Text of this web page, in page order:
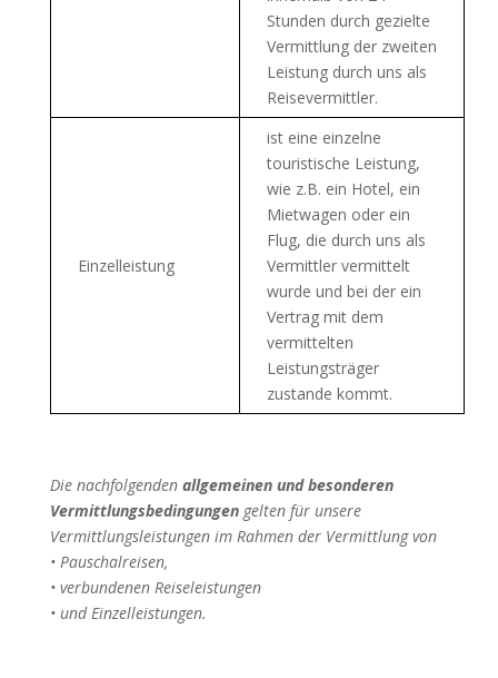
Stunden durch gezielte
Vermittlung der zweiten
Leistung durch uns als
Reisevermittler.
Einzelleistung
ist eine einzelne
touristische Leistung,
wie z.B. ein Hotel, ein
Mietwagen oder ein
Flug, die durch uns als
Vermittler vermittelt
wurde und bei der ein
Vertrag mit dem
vermittelten
Leistungsträger
zustande kommt.
Die nachfolgenden allgemeinen und besonderen
Vermittlungsbedingungengelten für unsere
Vermittlungsleistungen im Rahmen der Vermittlung von
• Pauschalreisen,
• verbundenen Reiseleistungen
• und Einzelleistungen.